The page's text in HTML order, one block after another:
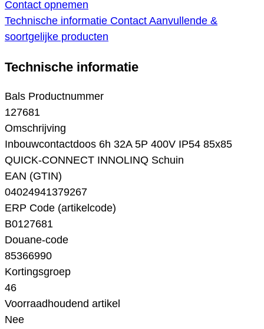
Contact opnemen
Technische informatie Contact Aanvullende &
soortgelijke producten
Technische informatie
Bals Productnummer
127681
Omschrijving
Inbouwcontactdoos 6h 32A 5P 400V IP54 85x85
QUICK-CONNECT INNOLINQ Schuin
EAN (GTIN)
04024941379267
ERP Code (artikelcode)
B0127681
Douane-code
85366990
Kortingsgroep
46
Voorraadhoudend artikel
Nee